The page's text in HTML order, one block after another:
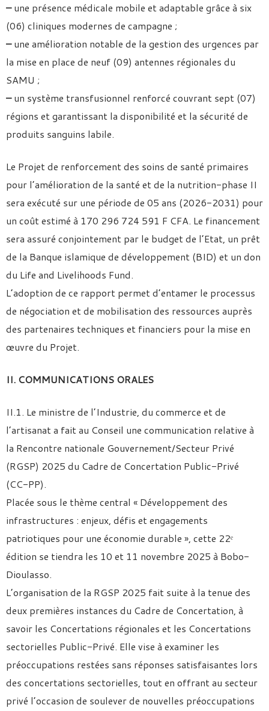
–une présence médicale mobile et adaptable grâce à six
(06) cliniques modernes de campagne ;
–une amélioration notable de la gestion des urgences par
la mise en place de neuf (09) antennes régionales du
SAMU ;
–un système transfusionnel renforcé couvrant sept (07)
régions et garantissant la disponibilité et la sécurité de
produits sanguins labile.
Le Projet de renforcement des soins de santé primaires
pour l’amélioration de la santé et de la nutrition-phase II
sera exécuté sur une période de 05 ans (2026-2031) pour
un coût estimé à 170 296 724 591 F CFA. Le financement
sera assuré conjointement par le budget de l’Etat, un prêt
de la Banque islamique de développement (BID) et un don
du Life and Livelihoods Fund.
L’adoption de ce rapport permet d’entamer le processus
de négociation et de mobilisation des ressources auprès
des partenaires techniques et financiers pour la mise en
œuvre du Projet.
II. COMMUNICATIONS ORALES
II.1. Le ministre de l’Industrie, du commerce et de
l’artisanat a fait au Conseil une communication relative à
la Rencontre nationale Gouvernement/Secteur Privé
(RGSP) 2025 du Cadre de Concertation Public-Privé
(CC-PP).
Placée sous le thème central « Développement des
infrastructures : enjeux, défis et engagements
patriotiques pour une économie durable », cette 22ᵉ
édition se tiendra les 10 et 11 novembre 2025 à Bobo-
Dioulasso.
L’organisation de la RGSP 2025 fait suite à la tenue des
deux premières instances du Cadre de Concertation, à
savoir les Concertations régionales et les Concertations
sectorielles Public-Privé. Elle vise à examiner les
préoccupations restées sans réponses satisfaisantes lors
des concertations sectorielles, tout en offrant au secteur
privé l’occasion de soulever de nouvelles préoccupations